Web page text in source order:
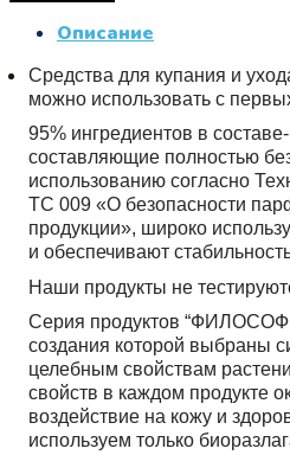
Описание
Средства для купания и
можно использовать с
95% ингредиентов в
составляющие полностью
использованию согласно
ТС 009 «О безопасности
продукции», широко
и обеспечивают
Наши продукты не
Серия продуктов
создания которой выбраны
целебным свойствам
свойств в каждом продукте
воздействие на кожу и
используем только